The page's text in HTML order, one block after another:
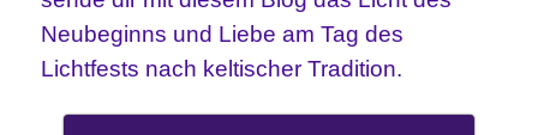
Neubeginns und Liebe am Tag des
Lichtfests nach keltischer Tradition.